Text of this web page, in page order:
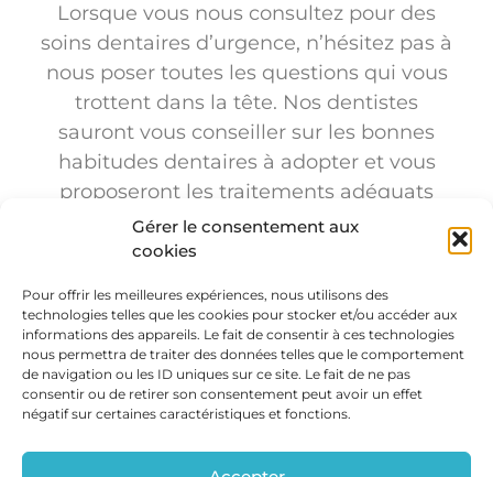
Gérer le consentement aux
cookies
Pour offrir les meilleures expériences, nous utilisons des
technologies telles que les cookies pour stocker et/ou accéder aux
informations des appareils. Le fait de consentir à ces technologies
nous permettra de traiter des données telles que le comportement
de navigation ou les ID uniques sur ce site. Le fait de ne pas
consentir ou de retirer son consentement peut avoir un effet
négatif sur certaines caractéristiques et fonctions.
Lorsque vous nous consultez pour des
soins dentaires d’urgence, n’hésitez pas à
nous poser toutes les questions qui vous
trottent dans la tête. Nos dentistes
sauront vous conseiller sur les bonnes
habitudes dentaires à adopter et vous
proposeront les traitements adéquats
pour mettre fin à la douleur.
Champlain!
(450) 923-1361 /
clchamplain@videotron.ca